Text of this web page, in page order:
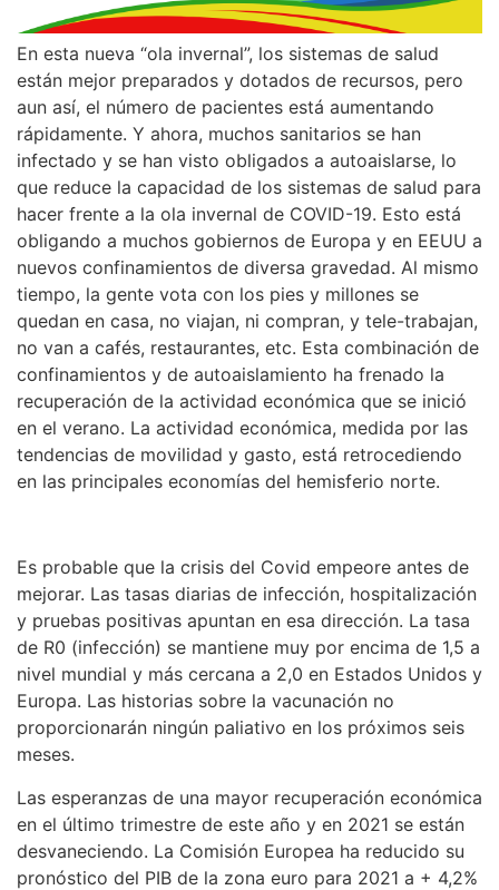
En esta nueva “ola invernal”, los sistemas de salud
están mejor preparados y dotados de recursos, pero
aun así, el número de pacientes está aumentando
rápidamente. Y ahora, muchos sanitarios se han
infectado y se han visto obligados a autoaislarse, lo
que reduce la capacidad de los sistemas de salud para
hacer frente a la ola invernal de COVID-19. Esto está
obligando a muchos gobiernos de Europa y en EEUU a
nuevos confinamientos de diversa gravedad. Al mismo
tiempo, la gente vota con los pies y millones se
quedan en casa, no viajan, ni compran, y tele-trabajan,
no van a cafés, restaurantes, etc. Esta combinación de
confinamientos y de autoaislamiento ha frenado la
recuperación de la actividad económica que se inició
en el verano. La actividad económica, medida por las
tendencias de movilidad y gasto, está retrocediendo
en las principales economías del hemisferio norte.
Es probable que la crisis del Covid empeore antes de
mejorar. Las tasas diarias de infección, hospitalización
y pruebas positivas apuntan en esa dirección. La tasa
de R0 (infección) se mantiene muy por encima de 1,5 a
nivel mundial y más cercana a 2,0 en Estados Unidos y
Europa. Las historias sobre la vacunación no
proporcionarán ningún paliativo en los próximos seis
meses.
Las esperanzas de una mayor recuperación económica
en el último trimestre de este año y en 2021 se están
desvaneciendo. La Comisión Europea ha reducido su
pronóstico del PIB de la zona euro para 2021 a + 4,2%